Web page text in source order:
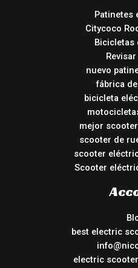
Patinetes
Citycoco
Bicicletas
nuevo
fábrica
bicicleta
mejor
scooter de
scooter
Scooter
best electric
electric